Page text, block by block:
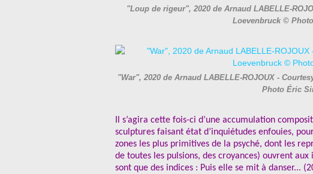
"Loup de rigeur", 2020 de Arnaud LABELLE-
Loevenbruck ©
"War", 2020 de Arnaud LABELLE-ROJOUX -
Photo Éric
Il s’agira cette fois-ci d’une accumulation
sculptures faisant état d’inquiétudes enfouies,
zones les plus primitives de la psyché, dont les
de toutes les pulsions, des croyances) ouvrent
sont que des indices : Puis elle se mit à danser...